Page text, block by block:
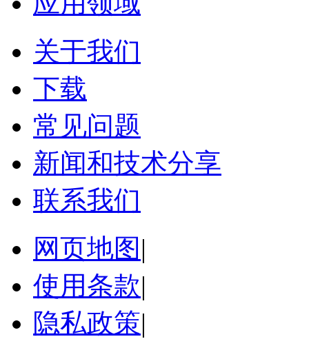
关于我们
下载
常见问题
新闻和技术分享
联系我们
网页地图 |
使用条款|
隐私政策|